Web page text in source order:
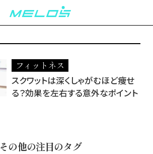
フィットネス
スクワットは深くしゃがむほど痩せ
る？効果を左右する意外なポイント
その他の注目のタグ